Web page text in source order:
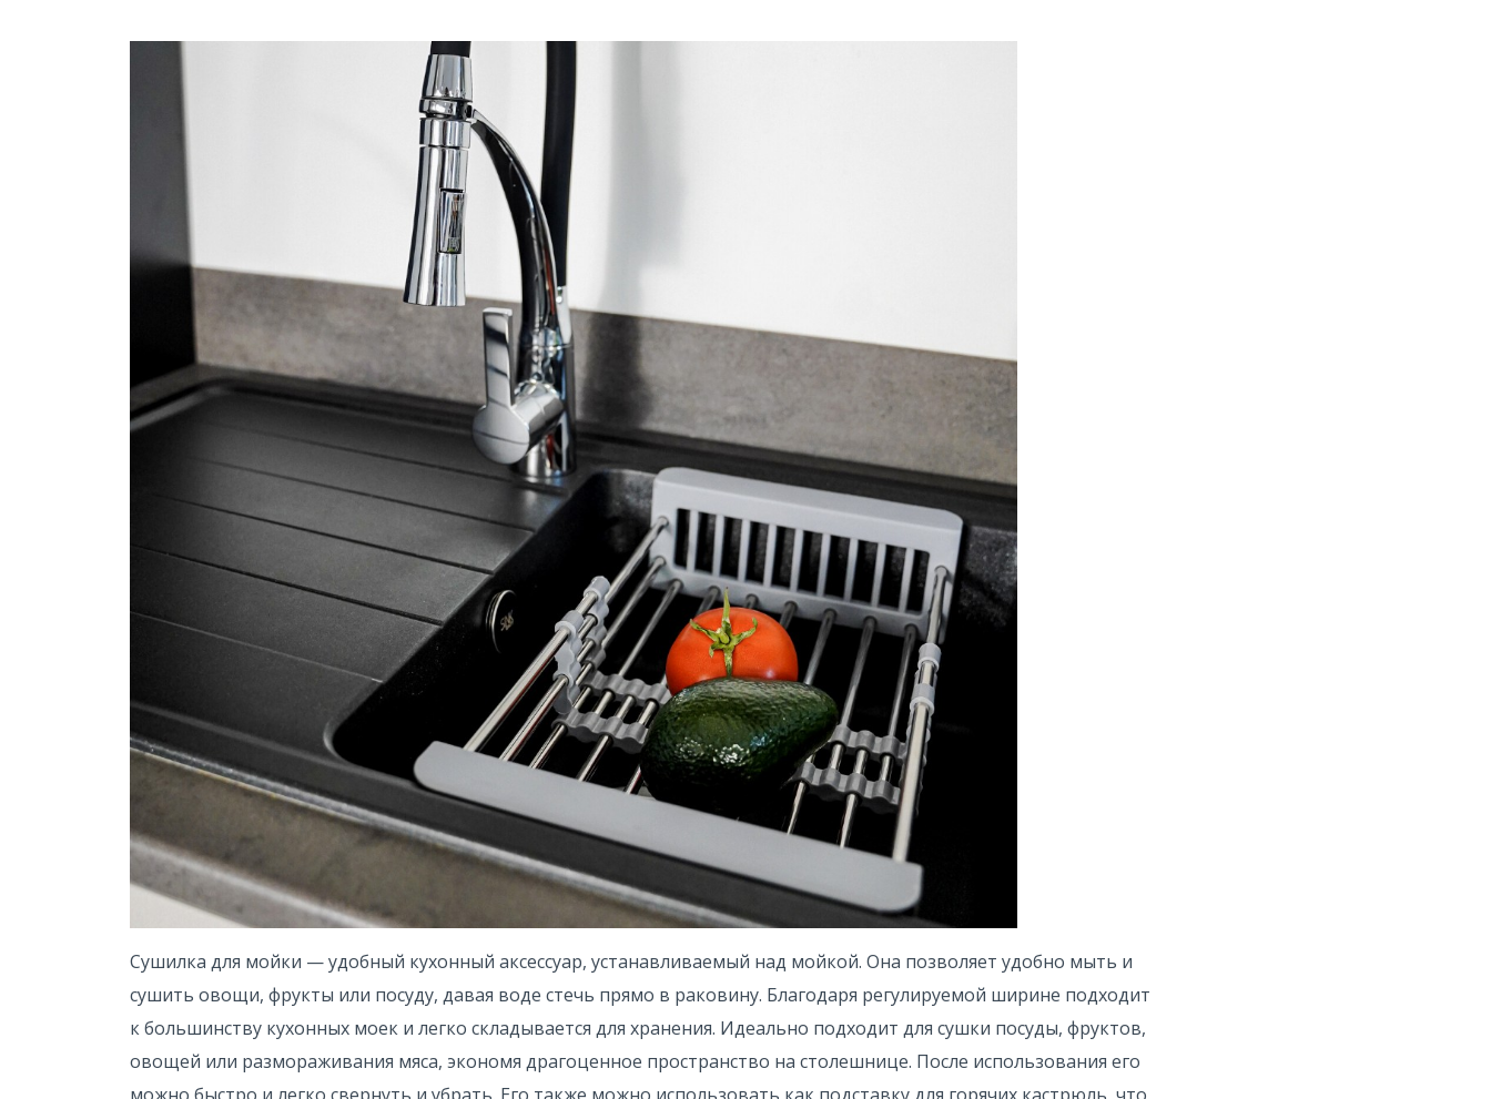
Сушилка для мойки — удобный кухонный аксессуар, устанавливаемый над мойкой. Она позволяет удобно мыть и
сушить овощи, фрукты или посуду, давая воде стечь прямо в раковину. Благодаря регулируемой ширине подходит
к большинству кухонных моек и легко складывается для хранения. Идеально подходит для сушки посуды, фруктов,
овощей или размораживания мяса, экономя драгоценное пространство на столешнице. После использования его
можно быстро и легко свернуть и убрать. Его также можно использовать как подставку для горячих кастрюль, что